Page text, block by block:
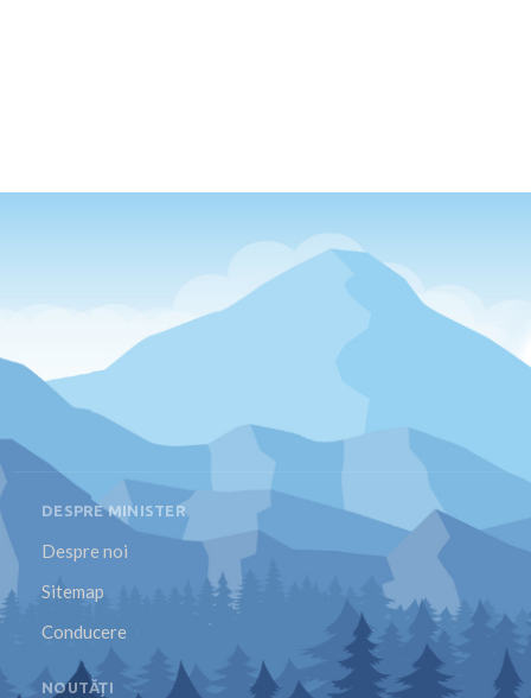
DESPRE MINISTER
Despre noi
Sitemap
Conducere
NOUTĂȚI